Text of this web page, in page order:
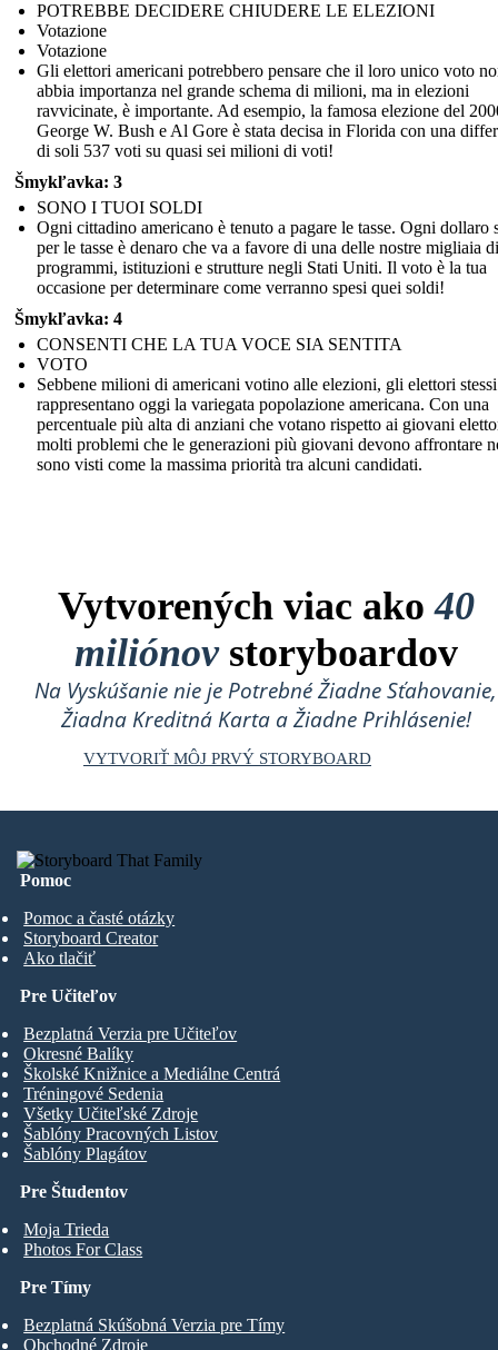
POTREBBE DECIDERE CHIUDERE LE ELEZIONI
Votazione
Votazione
Gli elettori americani potrebbero pensare che il loro unico voto
abbia importanza nel grande schema di milioni, ma in elezioni
ravvicinate, è importante. Ad esempio, la famosa elezione del
George W. Bush e Al Gore è stata decisa in Florida con una
di soli 537 voti su quasi sei milioni di voti!
Šmykľavka: 3
SONO I TUOI SOLDI
Ogni cittadino americano è tenuto a pagare le tasse. Ogni dollaro
per le tasse è denaro che va a favore di una delle nostre migliaia di
programmi, istituzioni e strutture negli Stati Uniti. Il voto è la tua
occasione per determinare come verranno spesi quei soldi!
Šmykľavka: 4
CONSENTI CHE LA TUA VOCE SIA SENTITA
VOTO
Sebbene milioni di americani votino alle elezioni, gli elettori
rappresentano oggi la variegata popolazione americana. Con una
percentuale più alta di anziani che votano rispetto ai giovani
molti problemi che le generazioni più giovani devono affrontare
sono visti come la massima priorità tra alcuni candidati.
Vytvorených viac ako40
miliónovstoryboardov
Na Vyskúšanie nie je Potrebné Žiadne Sťahovanie,
Žiadna Kreditná Karta a Žiadne Prihlásenie!
VYTVORIŤ MÔJ PRVÝ STORYBOARD
Pomoc
Pomoc a časté otázky
Storyboard Creator
Ako tlačiť
Pre Študentov
Moja Trieda
Photos For Class
Pre Učiteľov
Bezplatná Verzia pre Učiteľov
Okresné Balíky
Školské Knižnice a Mediálne Centrá
Tréningové Sedenia
Všetky Učiteľské Zdroje
Šablóny Pracovných Listov
Šablóny Plagátov
Pre Tímy
Bezplatná Skúšobná Verzia pre Tímy
Obchodné Zdroje